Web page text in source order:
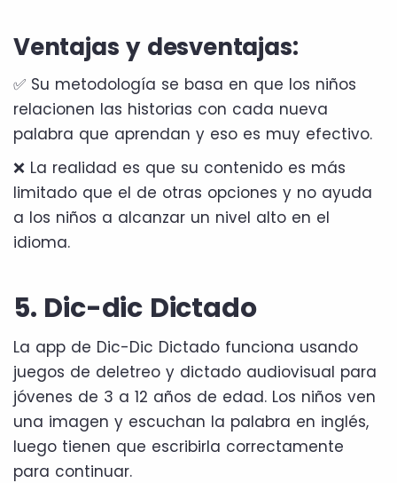
Ventajas y desventajas:
✅ Su metodología se basa en que los niños
relacionen las historias con cada nueva
palabra que aprendan y eso es muy efectivo.
❌ La realidad es que su contenido es más
limitado que el de otras opciones y no ayuda
a los niños a alcanzar un nivel alto en el
idioma.
5. Dic-dic Dictado
La app de Dic-Dic Dictado funciona usando
juegos de deletreo y dictado audiovisual para
jóvenes de 3 a 12 años de edad. Los niños ven
una imagen y escuchan la palabra en inglés,
luego tienen que escribirla correctamente
para continuar.